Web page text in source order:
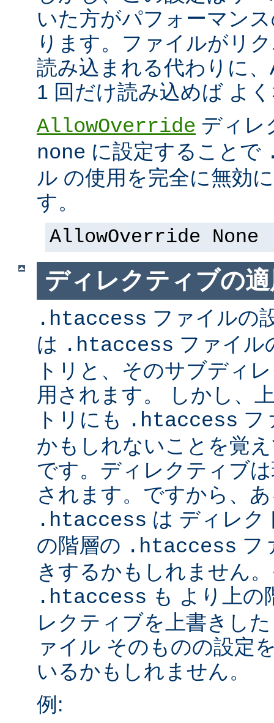
いた方がパフォーマン
ります。ファイルがリ
読み込まれる代わりに
1 回だけ読み込めば よ
AllowOverride ディレ
none に設定することで
ル の使用を完全に無効
す。
AllowOverride None
ディレクティブの
.htaccess ファイルの
は .htaccess ファイル
トリと、そのサブディ
用されます。 しかし、
トリにも
.htaccess フ
かもしれないことを覚
です。ディレクティブ
されます。ですから、
.htaccess は ディレク
の階層の .htaccess フ
きするかもしれません
.htaccess も より上の
レクティブを上書きし
ァイル そのものの設定
いるかもしれません。
例: